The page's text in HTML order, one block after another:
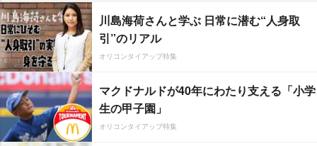
川島海荷さんと学ぶ 日常に潜む“人身取
引”のリアル
オリコンタイアップ特集
マクドナルドが40年にわたり支える「小学
生の甲子園」
オリコンタイアップ特集